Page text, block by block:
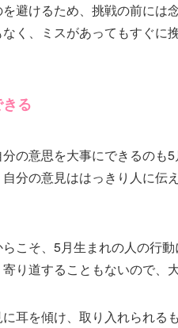
避けるため、挑戦の前には
く、ミスがあってもすぐ
る
の意思を大事にできるのも
分の意見ははっきり人に
こそ、5月生まれの人の行
り道することもないので、
耳を傾け、取り入れられる